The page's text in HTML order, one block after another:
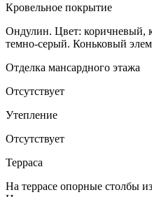
Кровельное покрытие
Ондулин. Цвет: коричневый,
темно-серый. Коньковый
Отделка мансардного этажа
Отсутствует
Утепление
Отсутствует
Терраса
На террасе опорные столбы